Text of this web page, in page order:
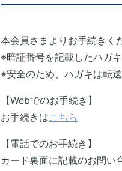
本会員さまよりお手続きく
※暗証番号を記載したハガ
※安全のため、ハガキは転送
【Webでのお手続き】
お手続きはこちら
【電話でのお手続き】
カード裏面に記載のお問い